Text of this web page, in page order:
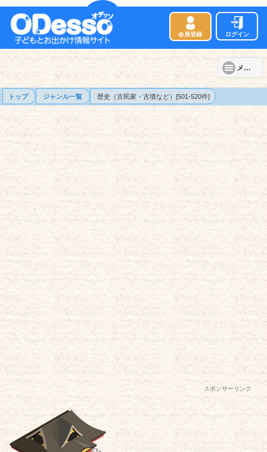
会員登録 ログイン
メニュー
トップ ジャンル一覧 歴史（古民家・古墳など）[501-520件]
スポンサーリンク